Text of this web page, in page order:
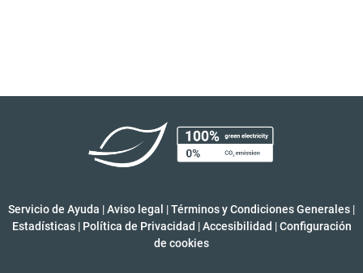
Servicio de Ayuda |Aviso legal |Términos y Condiciones Generales |
Estadísticas | Política de Privacidad | Accesibilidad | Configuración
de cookies